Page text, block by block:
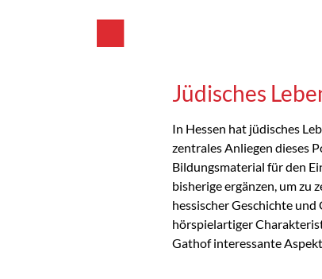
Jüdisches
In Hessen hat jüdisches
zentrales Anliegen dieses
Bildungsmaterial für den
bisherige ergänzen, um zu
hessischer Geschichte
hörspielartiger
Gathof interessante